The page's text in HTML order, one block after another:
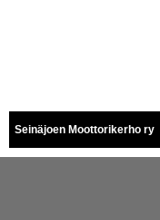
Seinäjoen Moottorikerho ry